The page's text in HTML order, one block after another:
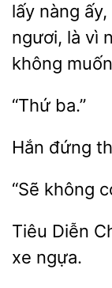
lấy nàng ấy,
ngươi, là vì
không
Tiêu
xe ngựa.